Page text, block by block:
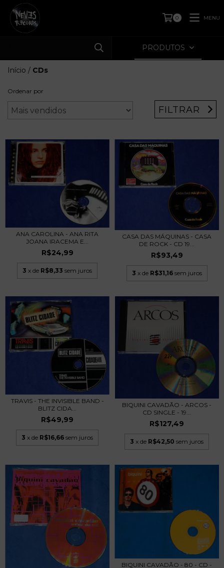
0 MENU
PRODUTOS
Início / CDs
Ordenar por
FILTRAR
ANA CAROLINA - ANA RITA
JOANA IRACEMA E...
R$24,99
3 x de R$8,33 sem juros
CASA DAS MÁQUINAS - CASA
DE ROCK - CD 19...
R$93,49
3 x de R$31,16 sem juros
TRAVIS - THE INVISIBLE BAND -
BLITZ CIDA...
R$49,99
3 x de R$16,66 sem juros
BIQUINI CAVADÃO - ARCOS -
CD SINGLE - 19...
R$127,49
3 x de R$42,50 sem juros
BIQUINI CAVADÃO - 80 - CD -